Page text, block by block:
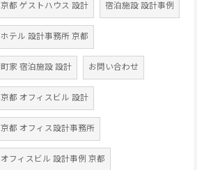
京都 ゲストハウス 設計 宿泊施設 設計事例
ホテル 設計事務所 京都
町家 宿泊施設 設計 お問い合わせ
京都 オフィスビル 設計
京都 オフィス設計事務所
オフィスビル 設計事例 京都